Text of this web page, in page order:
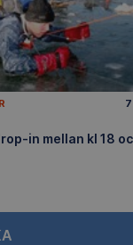
in mellan kl 18